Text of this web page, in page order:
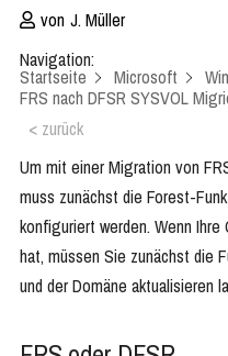
von J. Müller
Navigation:
Startseite Microsoft
FRS nach DFSR SYSVOL
< zurück
Um mit einer Migration von
muss zunächst die Forest-
konfiguriert werden. Wenn
hat, müssen Sie zunächst die
und der Domäne aktualisieren